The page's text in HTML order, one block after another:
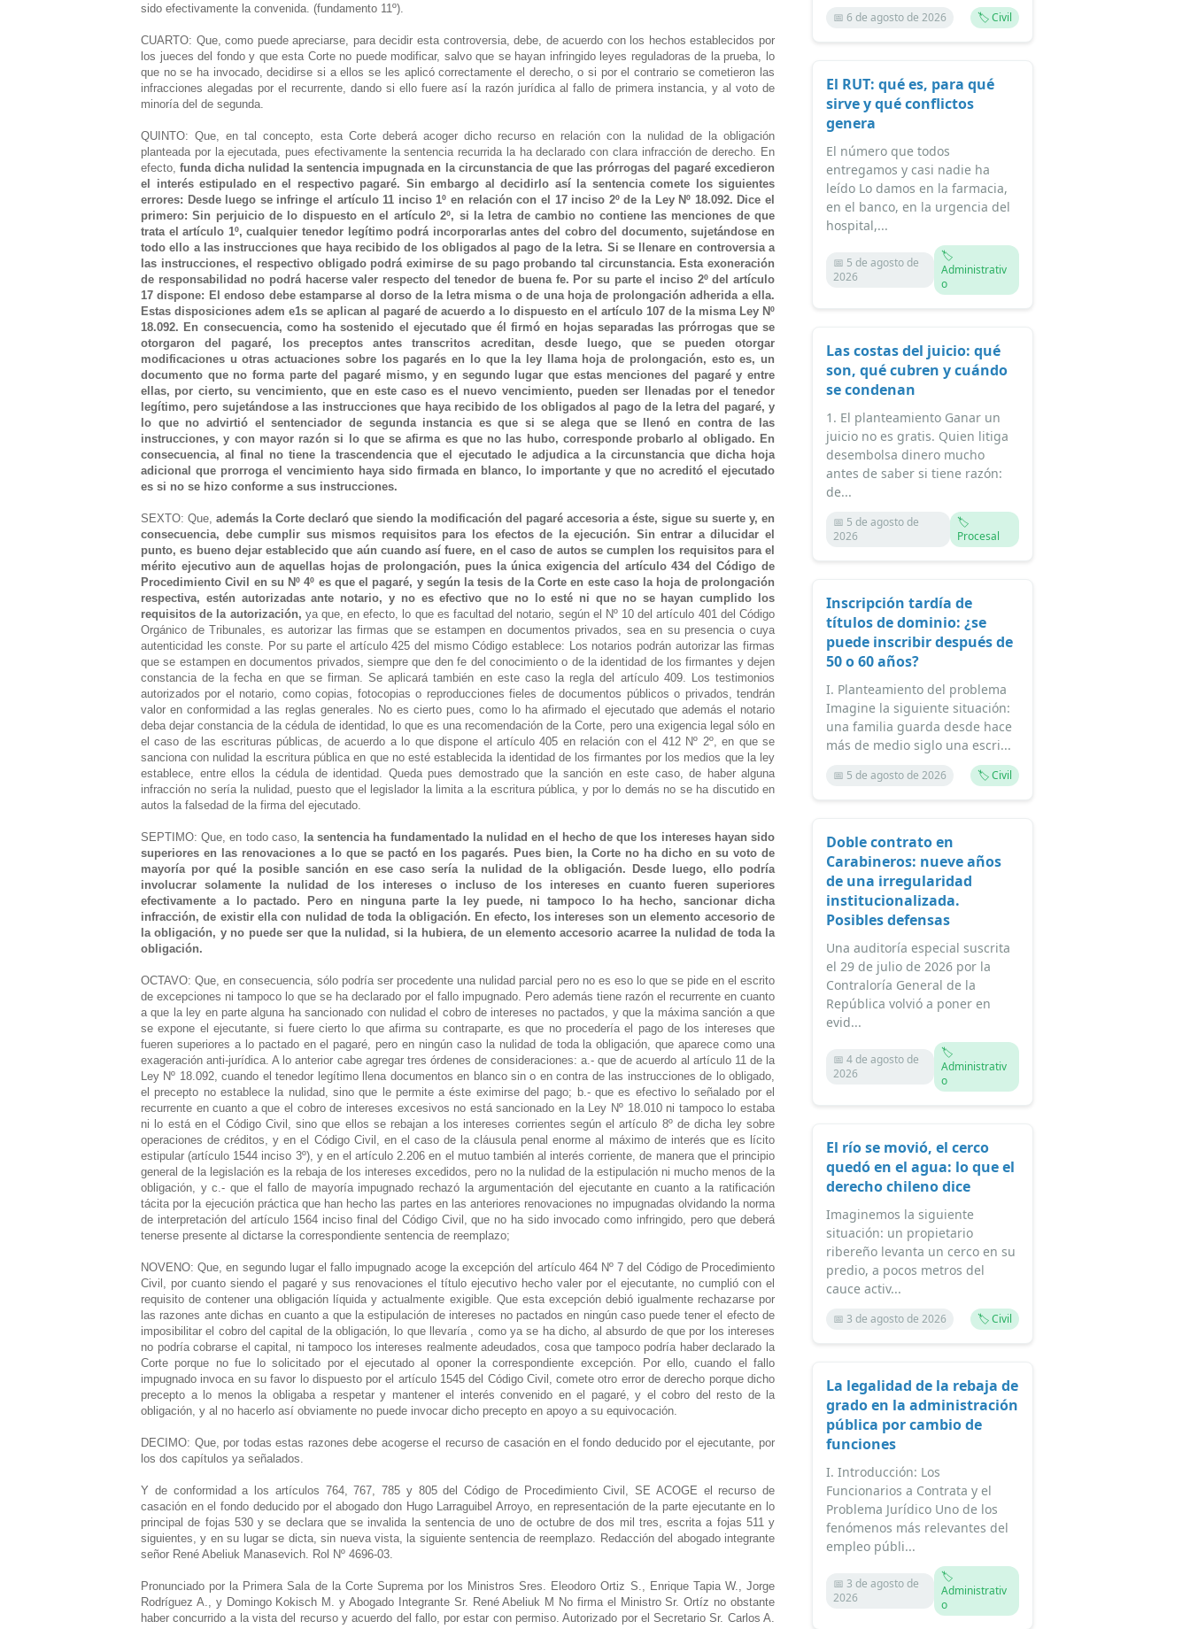
sido efectivamente la convenida. (fundamento 11º).
CUARTO: Que, como puede apreciarse, para decidir esta controversia, debe, de acuerdo con los hechos establecidos por
los jueces del fondo y que esta Corte no puede modificar, salvo que se hayan infringido leyes reguladoras de la prueba, lo
que no se ha invocado, decidirse si a ellos se les aplicó correctamente el derecho, o si por el contrario se cometieron las
infracciones alegadas por el recurrente, dando si ello fuere así la razón jurídica al fallo de primera instancia, y al voto de
minoría del de segunda.
QUINTO: Que, en tal concepto, esta Corte deberá acoger dicho recurso en relación con la nulidad de la obligación
planteada por la ejecutada, pues efectivamente la sentencia recurrida la ha declarado con clara infracción de derecho. En
efecto, funda dicha nulidad la sentencia impugnada en la circunstancia de que las prórrogas del pagaré excedieron
el interés estipulado en el respectivo pagaré. Sin embargo al decidirlo así la sentencia comete los siguientes
errores: Desde luego se infringe el artículo 11 inciso 1º en relación con el 17 inciso 2º de la Ley Nº 18.092. Dice el
primero: Sin perjuicio de lo dispuesto en el artículo 2º, si la letra de cambio no contiene las menciones de que
trata el artículo 1º, cualquier tenedor legítimo podrá incorporarlas antes del cobro del documento, sujetándose en
todo ello a las instrucciones que haya recibido de los obligados al pago de la letra. Si se llenare en controversia a
las instrucciones, el respectivo obligado podrá eximirse de su pago probando tal circunstancia. Esta exoneración
de responsabilidad no podrá hacerse valer respecto del tenedor de buena fe. Por su parte el inciso 2º del artículo
17 dispone: El endoso debe estamparse al dorso de la letra misma o de una hoja de prolongación adherida a ella.
Estas disposiciones adem e1s se aplican al pagaré de acuerdo a lo dispuesto en el artículo 107 de la misma Ley Nº
18.092. En consecuencia, como ha sostenido el ejecutado que él firmó en hojas separadas las prórrogas que se
otorgaron del pagaré, los preceptos antes transcritos acreditan, desde luego, que se pueden otorgar
modificaciones u otras actuaciones sobre los pagarés en lo que la ley llama hoja de prolongación, esto es, un
documento que no forma parte del pagaré mismo, y en segundo lugar que estas menciones del pagaré y entre
ellas, por cierto, su vencimiento, que en este caso es el nuevo vencimiento, pueden ser llenadas por el tenedor
legítimo, pero sujetándose a las instrucciones que haya recibido de los obligados al pago de la letra del pagaré, y
lo que no advirtió el sentenciador de segunda instancia es que si se alega que se llenó en contra de las
instrucciones, y con mayor razón si lo que se afirma es que no las hubo, corresponde probarlo al obligado. En
consecuencia, al final no tiene la trascendencia que el ejecutado le adjudica a la circunstancia que dicha hoja
adicional que prorroga el vencimiento haya sido firmada en blanco, lo importante y que no acreditó el ejecutado
es si no se hizo conforme a sus instrucciones.
SEXTO: Que, además la Corte declaró que siendo la modificación del pagaré accesoria a éste, sigue su suerte y, en
consecuencia, debe cumplir sus mismos requisitos para los efectos de la ejecución. Sin entrar a dilucidar el
punto, es bueno dejar establecido que aún cuando así fuere, en el caso de autos se cumplen los requisitos para el
mérito ejecutivo aun de aquellas hojas de prolongación, pues la única exigencia del artículo 434 del Código de
Procedimiento Civil en su Nº 4º es que el pagaré, y según la tesis de la Corte en este caso la hoja de prolongación
respectiva, estén autorizadas ante notario, y no es efectivo que no lo esté ni que no se hayan cumplido los
requisitos de la autorización, ya que, en efecto, lo que es facultad del notario, según el Nº 10 del artículo 401 del Código
Orgánico de Tribunales, es autorizar las firmas que se estampen en documentos privados, sea en su presencia o cuya
autenticidad les conste. Por su parte el artículo 425 del mismo Código establece: Los notarios podrán autorizar las firmas
que se estampen en documentos privados, siempre que den fe del conocimiento o de la identidad de los firmantes y dejen
constancia de la fecha en que se firman. Se aplicará también en este caso la regla del artículo 409. Los testimonios
autorizados por el notario, como copias, fotocopias o reproducciones fieles de documentos públicos o privados, tendrán
valor en conformidad a las reglas generales. No es cierto pues, como lo ha afirmado el ejecutado que además el notario
deba dejar constancia de la cédula de identidad, lo que es una recomendación de la Corte, pero una exigencia legal sólo en
el caso de las escrituras públicas, de acuerdo a lo que dispone el artículo 405 en relación con el 412 Nº 2º, en que se
sanciona con nulidad la escritura pública en que no esté establecida la identidad de los firmantes por los medios que la ley
establece, entre ellos la cédula de identidad. Queda pues demostrado que la sanción en este caso, de haber alguna
infracción no sería la nulidad, puesto que el legislador la limita a la escritura pública, y por lo demás no se ha discutido en
autos la falsedad de la firma del ejecutado.
SEPTIMO: Que, en todo caso, la sentencia ha fundamentado la nulidad en el hecho de que los intereses hayan sido
superiores en las renovaciones a lo que se pactó en los pagarés. Pues bien, la Corte no ha dicho en su voto de
mayoría por qué la posible sanción en ese caso sería la nulidad de la obligación. Desde luego, ello podría
involucrar solamente la nulidad de los intereses o incluso de los intereses en cuanto fueren superiores
efectivamente a lo pactado. Pero en ninguna parte la ley puede, ni tampoco lo ha hecho, sancionar dicha
infracción, de existir ella con nulidad de toda la obligación. En efecto, los intereses son un elemento accesorio de
la obligación, y no puede ser que la nulidad, si la hubiera, de un elemento accesorio acarree la nulidad de toda la
obligación.
OCTAVO: Que, en consecuencia, sólo podría ser procedente una nulidad parcial pero no es eso lo que se pide en el escrito
de excepciones ni tampoco lo que se ha declarado por el fallo impugnado. Pero además tiene razón el recurrente en cuanto
a que la ley en parte alguna ha sancionado con nulidad el cobro de intereses no pactados, y que la máxima sanción a que
se expone el ejecutante, si fuere cierto lo que afirma su contraparte, es que no procedería el pago de los intereses que
fueren superiores a lo pactado en el pagaré, pero en ningún caso la nulidad de toda la obligación, que aparece como una
exageración anti-jurídica. A lo anterior cabe agregar tres órdenes de consideraciones: a.- que de acuerdo al artículo 11 de la
Ley Nº 18.092, cuando el tenedor legítimo llena documentos en blanco sin o en contra de las instrucciones de lo obligado,
el precepto no establece la nulidad, sino que le permite a éste eximirse del pago; b.- que es efectivo lo señalado por el
recurrente en cuanto a que el cobro de intereses excesivos no está sancionado en la Ley Nº 18.010 ni tampoco lo estaba
ni lo está en el Código Civil, sino que ellos se rebajan a los intereses corrientes según el artículo 8º de dicha ley sobre
operaciones de créditos, y en el Código Civil, en el caso de la cláusula penal enorme al máximo de interés que es lícito
estipular (artículo 1544 inciso 3º), y en el artículo 2.206 en el mutuo también al interés corriente, de manera que el principio
general de la legislación es la rebaja de los intereses excedidos, pero no la nulidad de la estipulación ni mucho menos de la
obligación, y c.- que el fallo de mayoría impugnado rechazó la argumentación del ejecutante en cuanto a la ratificación
tácita por la ejecución práctica que han hecho las partes en las anteriores renovaciones no impugnadas olvidando la norma
de interpretación del artículo 1564 inciso final del Código Civil, que no ha sido invocado como infringido, pero que deberá
tenerse presente al dictarse la correspondiente sentencia de reemplazo;
NOVENO: Que, en segundo lugar el fallo impugnado acoge la excepción del artículo 464 Nº 7 del Código de Procedimiento
Civil, por cuanto siendo el pagaré y sus renovaciones el título ejecutivo hecho valer por el ejecutante, no cumplió con el
requisito de contener una obligación líquida y actualmente exigible. Que esta excepción debió igualmente rechazarse por
las razones ante dichas en cuanto a que la estipulación de intereses no pactados en ningún caso puede tener el efecto de
imposibilitar el cobro del capital de la obligación, lo que llevaría , como ya se ha dicho, al absurdo de que por los intereses
no podría cobrarse el capital, ni tampoco los intereses realmente adeudados, cosa que tampoco podría haber declarado la
Corte porque no fue lo solicitado por el ejecutado al oponer la correspondiente excepción. Por ello, cuando el fallo
impugnado invoca en su favor lo dispuesto por el artículo 1545 del Código Civil, comete otro error de derecho porque dicho
precepto a lo menos la obligaba a respetar y mantener el interés convenido en el pagaré, y el cobro del resto de la
obligación, y al no hacerlo así obviamente no puede invocar dicho precepto en apoyo a su equivocación.
DECIMO: Que, por todas estas razones debe acogerse el recurso de casación en el fondo deducido por el ejecutante, por
los dos capítulos ya señalados.
Y de conformidad a los artículos 764, 767, 785 y 805 del Código de Procedimiento Civil, SE ACOGE el recurso de
casación en el fondo deducido por el abogado don Hugo Larraguibel Arroyo, en representación de la parte ejecutante en lo
principal de fojas 530 y se declara que se invalida la sentencia de uno de octubre de dos mil tres, escrita a fojas 511 y
siguientes, y en su lugar se dicta, sin nueva vista, la siguiente sentencia de reemplazo. Redacción del abogado integrante
señor René Abeliuk Manasevich. Rol Nº 4696-03.
Pronunciado por la Primera Sala de la Corte Suprema por los Ministros Sres. Eleodoro Ortiz S., Enrique Tapia W., Jorge
Rodríguez A., y Domingo Kokisch M. y Abogado Integrante Sr. René Abeliuk M No firma el Ministro Sr. Ortíz no obstante
haber concurrido a la vista del recurso y acuerdo del fallo, por estar con permiso. Autorizado por el Secretario Sr. Carlos A.
📅 6 de agosto de 2026 🏷️ Civil
El RUT: qué es, para qué
sirve y qué conflictos
genera
El número que todos
entregamos y casi nadie ha
leído Lo damos en la farmacia,
en el banco, en la urgencia del
hospital,...
📅 5 de agosto de
2026
🏷️
Administrativ
o
Las costas del juicio: qué
son, qué cubren y cuándo
se condenan
1. El planteamiento Ganar un
juicio no es gratis. Quien litiga
desembolsa dinero mucho
antes de saber si tiene razón:
de...
📅 5 de agosto de
2026
🏷️
Procesal
Inscripción tardía de
títulos de dominio: ¿se
puede inscribir después de
50 o 60 años?
I. Planteamiento del problema
Imagine la siguiente situación:
una familia guarda desde hace
más de medio siglo una escri...
📅 5 de agosto de 2026 🏷️ Civil
Doble contrato en
Carabineros: nueve años
de una irregularidad
institucionalizada.
Posibles defensas
Una auditoría especial suscrita
el 29 de julio de 2026 por la
Contraloría General de la
República volvió a poner en
evid...
📅 4 de agosto de
2026
🏷️
Administrativ
o
El río se movió, el cerco
quedó en el agua: lo que el
derecho chileno dice
Imaginemos la siguiente
situación: un propietario
ribereño levanta un cerco en su
predio, a pocos metros del
cauce activ...
📅 3 de agosto de 2026 🏷️ Civil
La legalidad de la rebaja de
grado en la administración
pública por cambio de
funciones
I. Introducción: Los
Funcionarios a Contrata y el
Problema Jurídico Uno de los
fenómenos más relevantes del
empleo públi...
📅 3 de agosto de
2026
🏷️
Administrativ
o